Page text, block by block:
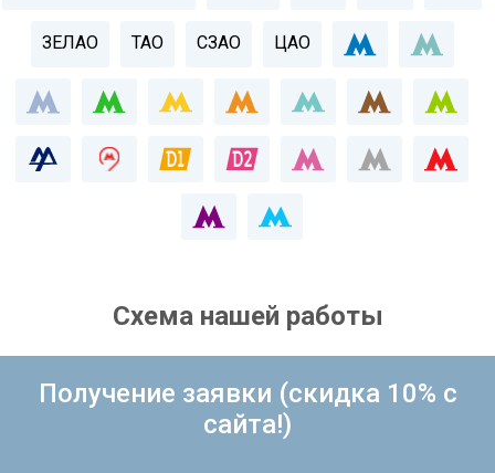
ЗЕЛАО ТАО СЗАО ЦАО
Схема нашей работы
Получение заявки (скидка 10% с
сайта!)